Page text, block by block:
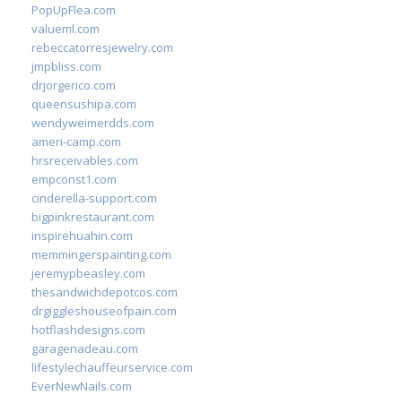
PopUpFlea.com
valueml.com
rebeccatorresjewelry.com
jmpbliss.com
drjorgerico.com
queensushipa.com
wendyweimerdds.com
ameri-camp.com
hrsreceivables.com
empconst1.com
cinderella-support.com
bigpinkrestaurant.com
inspirehuahin.com
memmingerspainting.com
jeremypbeasley.com
thesandwichdepotcos.com
drgiggleshouseofpain.com
hotflashdesigns.com
garagenadeau.com
lifestylechauffeurservice.com
EverNewNails.com